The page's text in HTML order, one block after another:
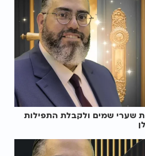
שערי שמים ולקבלת התפילות